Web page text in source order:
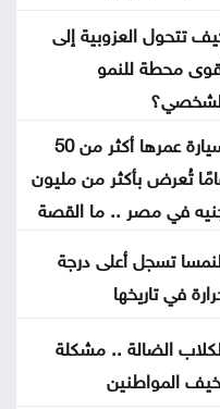
الذكاء الاصطناعي
والنهوض في
مفاوضات إيران
الانقسام الواضح
حياة أسوأ منا
تتحول العزوبية إلى
محطة للنمو
سيارة عمرها أكثر من 50
تُعرض بأكثر من مليون
في مصر .. ما القصة
تسجل أعلى درجة
في تاريخها
الضالة .. مشكلة
المواطنين